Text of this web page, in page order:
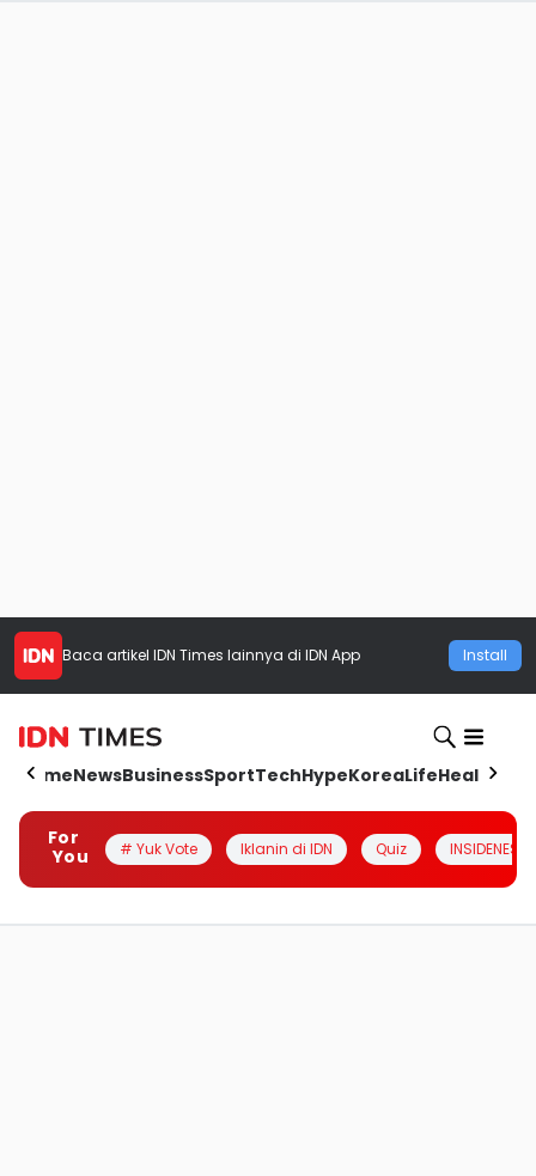
Baca artikel IDN Times lainnya di IDN App Install
HomeNewsBusinessSportTechHypeKoreaLifeHealth
For
You
# Yuk Vote Iklanin di IDN Quiz INSIDENESIA